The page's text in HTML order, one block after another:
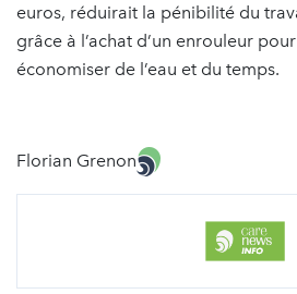
euros, réduirait la pénibilité du
grâce à l’achat d’un enrouleur
économiser de l’eau et du temps.
Florian Grenon